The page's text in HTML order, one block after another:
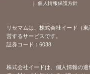
個人情報保護方針
リセマムは、株式会社イード（
営するサービスです。
証券コード：6038
株式会社イードは、個人情報の